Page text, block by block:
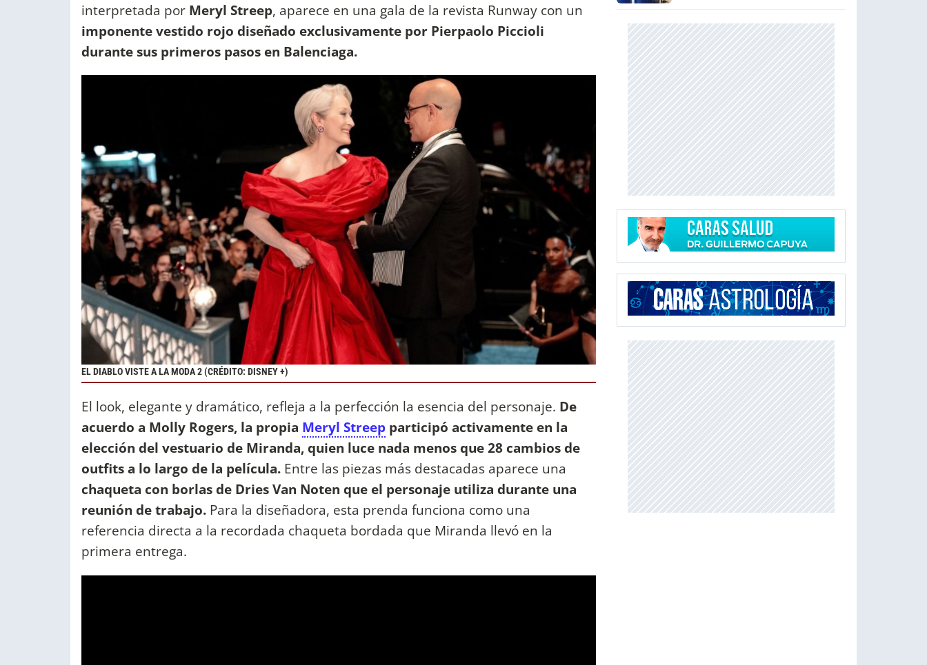
interpretada por Meryl Streep, aparece en una gala de la revista Runway con un
imponente vestido rojo diseñado exclusivamente por Pierpaolo Piccioli
durante sus primeros pasos en Balenciaga.
EL DIABLO VISTE A LA MODA 2 (CRÉDITO: DISNEY +)
El look, elegante y dramático, refleja a la perfección la esencia del personaje. De
acuerdo a Molly Rogers, la propia Meryl Streep participó activamente en la
elección del vestuario de Miranda, quien luce nada menos que 28 cambios de
outfits a lo largo de la película. Entre las piezas más destacadas aparece una
chaqueta con borlas de Dries Van Noten que el personaje utiliza durante una
reunión de trabajo. Para la diseñadora, esta prenda funciona como una
referencia directa a la recordada chaqueta bordada que Miranda llevó en la
primera entrega.